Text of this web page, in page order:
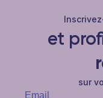
et
sur